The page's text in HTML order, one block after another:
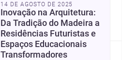
14 DE AGOSTO DE 2025
Inovação na Arquitetura:
Da Tradição do Madeira a
Residências Futuristas e
Espaços Educacionais
Transformadores